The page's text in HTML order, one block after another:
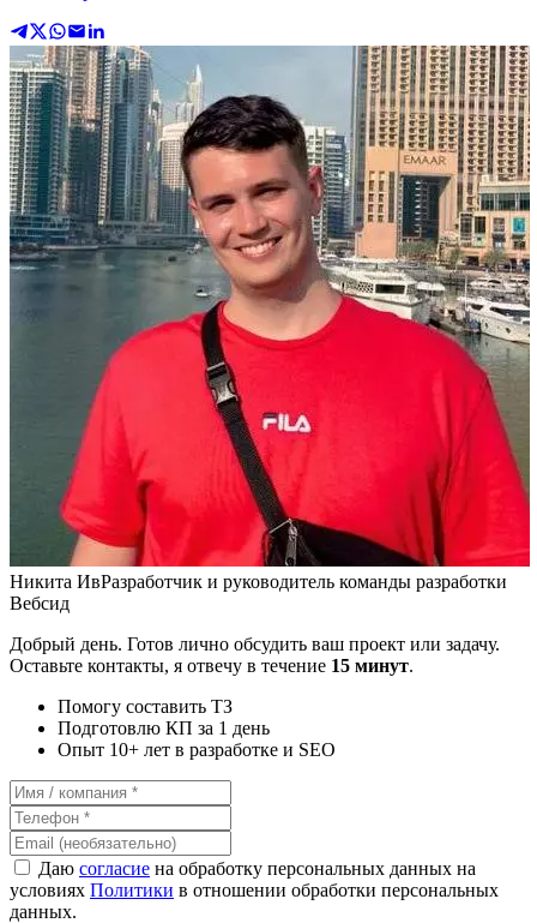
Никита ИвРазработчик и руководитель команды разработки
Вебсид
Добрый день. Готов лично обсудить ваш проект или задачу.
Оставьте контакты, я отвечу в течение 15 минут.
Помогу составить ТЗ
Подготовлю КП за 1 день
Опыт 10+ лет в разработке и SEO
Даю согласие на обработку персональных данных на
условиях Политики в отношении обработки персональных
данных.